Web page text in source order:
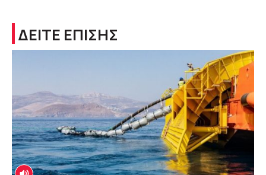
ΔΕΙΤΕ ΕΠΙΣΗΣ